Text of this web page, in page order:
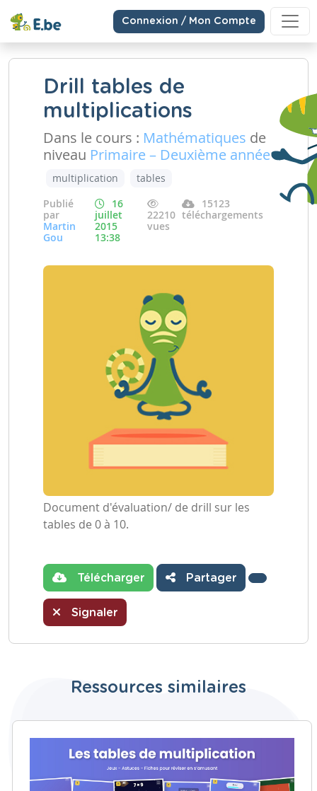
Connexion / Mon Compte
Drill tables de
multiplications
Dans le cours : Mathématiques de
niveau Primaire – Deuxième année
multiplication
tables
Publié
par
Martin
Gou
16
juillet
2015
13:38
22210
vues
15123
téléchargements
Document d'évaluation/ de drill sur les
tables de 0 à 10.
Télécharger Partager
Signaler
Ressources similaires